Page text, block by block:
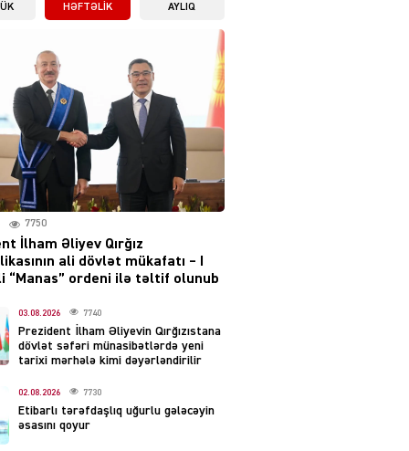
Rusiya-Ukrayna
irəliləyiş var – Tramp
07.08.2026
Prezident 2 fərman
imzaladı
07.08.2026 5475
Tehran və İrəvandan
“Tramp yolu”na HƏMLƏ –
07.08.2026
açıldı – Ər-arvadı yandırıb
evdəki pulu oğurlayıbmış
HƏFTƏLIK AYLIQ
7750
İlham Əliyev Qırğız
ali dövlət mükafatı – I
“Manas” ordeni ilə təltif olunub
03.08.2026 7740
Prezident İlham Əliyevin Qırğızıstana
dövlət səfəri münasibətlərdə yeni
tarixi mərhələ kimi dəyərləndirilir
02.08.2026 7730
Etibarlı tərəfdaşlıq uğurlu gələcəyin
əsasını qoyur